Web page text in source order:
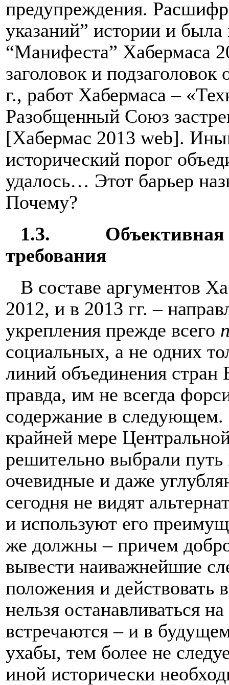
предупреждения.
указаний” истории и была
“Манифеста” Хабермаса
заголовок и
г., работ Хабермаса –
Разобщенный Союз
[Хабермас 2013 web].
исторический порог
удалось… Этот барьер
Почему?
1.3.
Объективная
требования
В составе аргументов
2012, и в 2013 гг. –
укрепления прежде всего
социальных, а не одних
линий объединения стран
правда, им не всегда
содержание в
крайней мере
решительно выбрали
очевидные и даже
сегодня не видят
и используют его
же должны – причем
вывести наиважнейшие
положения и действовать
нельзя останавливаться
встречаются – и в
ухабы, тем более не
иной исторически